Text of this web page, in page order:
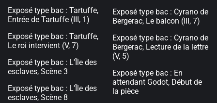
Exposé type bac : Tartuffe,
Entrée de Tartuffe (III, 1)
Exposé type bac : Tartuffe,
Le roi intervient (V, 7)
Exposé type bac : L'Île des
esclaves, Scène 3
Exposé type bac : L'Île des
esclaves, Scène 8
Exposé type bac : Cyrano de
Bergerac, Le balcon (III, 7)
Exposé type bac : Cyrano de
Bergerac, Lecture de la lettre
(V, 5)
Exposé type bac : En
attendant Godot, Début de
la pièce